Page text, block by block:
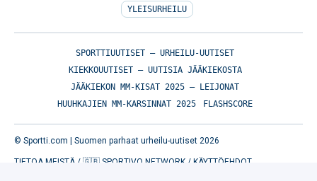
YLEISURHEILU
SPORTTIUUTISET – URHEILU-UUTISET
KIEKKOUUTISET – UUTISIA JÄÄKIEKOSTA
JÄÄKIEKON MM-KISAT 2025 – LEIJONAT
HUUHKAJIEN MM-KARSINNAT 2025
FLASHSCORE
© Sportti.com | Suomen parhaat urheilu-uutiset 2026
TIETOA MEISTÄ / 🇬🇧 SPORTIVO NETWORK / KÄYTTÖEHDOT